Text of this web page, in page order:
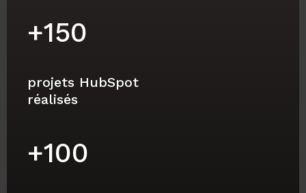
+150
projets HubSpot
réalisés
+100